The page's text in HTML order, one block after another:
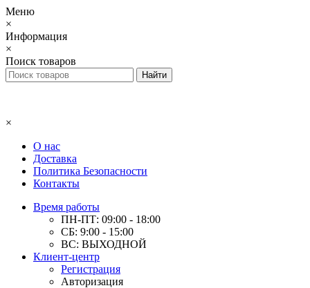
Меню
×
Информация
×
Поиск товаров
×
О нас
Доставка
Политика Безопасности
Контакты
Время работы
ПН-ПТ: 09:00 - 18:00
СБ: 9:00 - 15:00
ВС: ВЫХОДНОЙ
Клиент-центр
Регистрация
Авторизация